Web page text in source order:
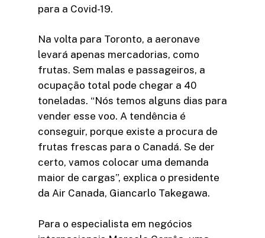
para a Covid-19.
Na volta para Toronto, a aeronave
levará apenas mercadorias, como
frutas. Sem malas e passageiros, a
ocupação total pode chegar a 40
toneladas. “Nós temos alguns dias para
vender esse voo. A tendência é
conseguir, porque existe a procura de
frutas frescas para o Canadá. Se der
certo, vamos colocar uma demanda
maior de cargas”, explica o presidente
da Air Canada, Giancarlo Takegawa.
Para o especialista em negócios